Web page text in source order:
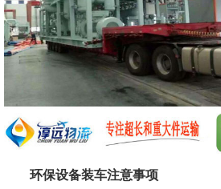
环保设备装车注意事项